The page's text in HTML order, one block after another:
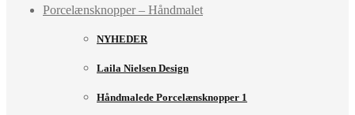
Porcelænsknopper – Håndmalet
NYHEDER
Laila Nielsen Design
Håndmalede Porcelænsknopper 1